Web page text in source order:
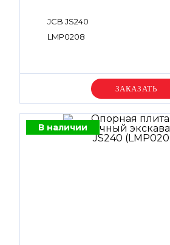
JCB JS240
LMP0208
Уточняйте цену
В наличии